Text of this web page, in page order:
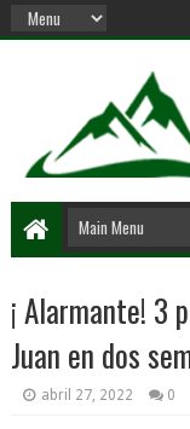
¡ Alarmante! 3
Juan en dos
abril 27, 2022 0